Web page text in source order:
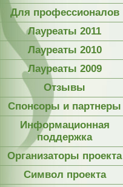
Для профессионалов
Лауреаты 2011
Лауреаты 2010
Лауреаты 2009
Отзывы
Спонсоры и партнеры
Информационная
поддержка
Организаторы проекта
Символ проекта